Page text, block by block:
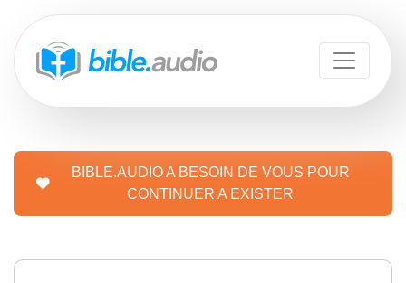
BIBLE.AUDIO A BESOIN DE VOUS POUR
CONTINUER A EXISTER